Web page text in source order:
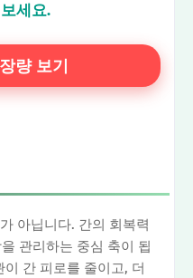
세요.
량 보기
아닙니다. 간의 회복력
관리하는 중심 축이 됩
간 피로를 줄이고, 더